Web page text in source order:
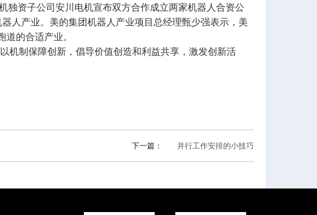
资子公司安川电机宣布双方合作成立两家机器人合资公
人产业。美的集团机器人产业项目总经理甄少强表示，美
的合适产业。
制保障创新，倡导价值创造和利益共享，激发创新活
下一篇： 并行工作安排的小技巧